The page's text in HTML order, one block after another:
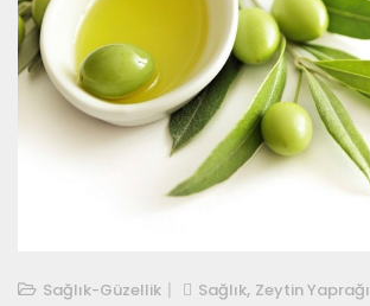
10/03/2021
Sağlık-Güzellik Sağlık, Zeytin Yaprağı